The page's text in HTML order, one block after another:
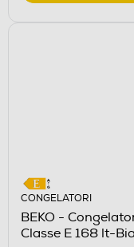
CONGELATORI
BEKO -
Classe E 168 lt-